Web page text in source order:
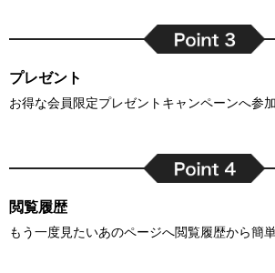
プレゼント
お得な会員限定プレゼントキャンペーンへ参
閲覧履歴
もう一度見たいあのページへ閲覧履歴から簡